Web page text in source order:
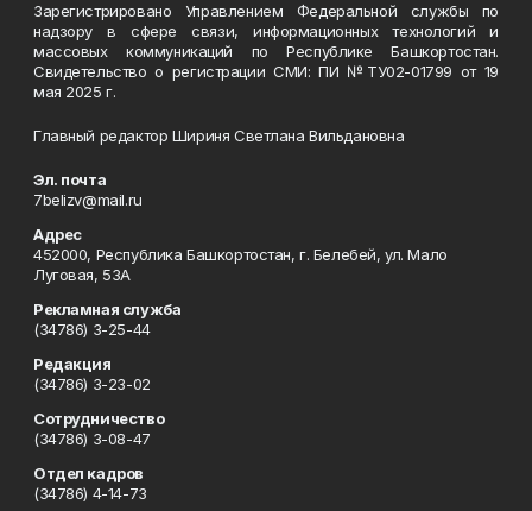
Зарегистрировано Управлением Федеральной службы по
надзору в сфере связи, информационных технологий и
массовых коммуникаций по Республике Башкортостан.
Свидетельство о регистрации СМИ: ПИ №ТУ02-01799 от 19
мая 2025 г.
Главный редактор Шириня Светлана Вильдановна
Эл. почта
7belizv@mail.ru
Адрес
452000, Республика Башкортостан, г. Белебей, ул. Мало
Луговая, 53А
Рекламная служба
(34786) 3-25-44
Редакция
(34786) 3-23-02
Сотрудничество
(34786) 3-08-47
Отдел кадров
(34786) 4-14-73